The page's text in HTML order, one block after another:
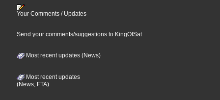
Your Comments / Updates
Send your comments/suggestions to KingOfSat
Most recent updates (News)
Most recent updates
(News, FTA)